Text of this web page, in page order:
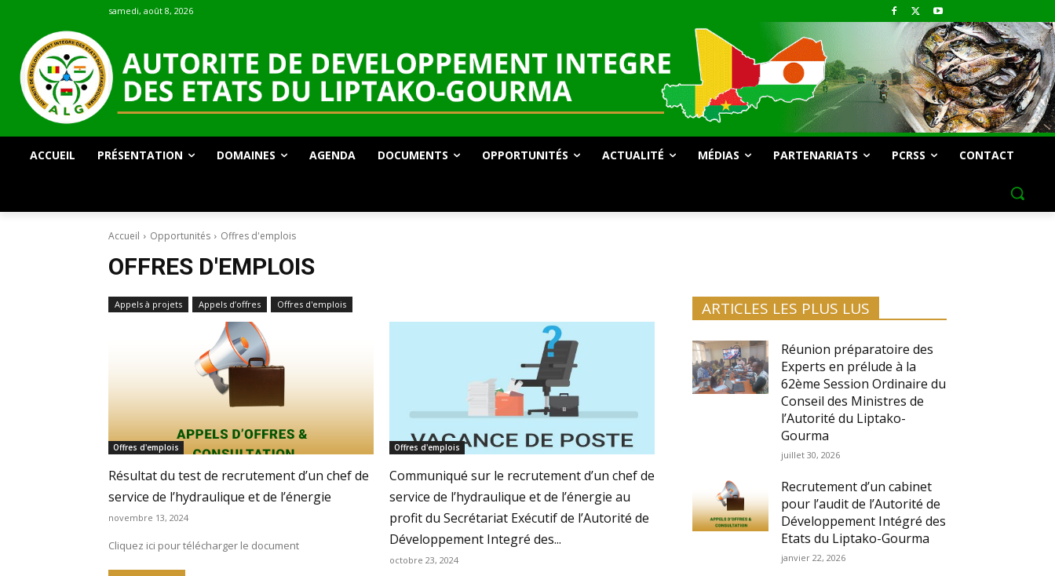
samedi, août 8, 2026
ACCUEIL PRÉSENTATION DOMAINES AGENDA DOCUMENTS OPPORTUNITÉS ACTUALITÉ MÉDIAS PARTENARIATS PCRSS CONTACT
Accueil Opportunités Offres d'emplois
OFFRES D'EMPLOIS
Appels à projets Appels d’offres Offres d'emplois
Offres d'emplois
Résultat du test de recrutement d’un chef de
service de l’hydraulique et de l’énergie
novembre 13, 2024
Cliquez ici pour télécharger le document
Offres d'emplois
Communiqué sur le recrutement d’un chef de
service de l’hydraulique et de l’énergie au
profit du Secrétariat Exécutif de l’Autorité de
Développement Integré des...
octobre 23, 2024
ARTICLES LES PLUS LUS
Réunion préparatoire des
Experts en prélude à la
62ème Session Ordinaire du
Conseil des Ministres de
l’Autorité du Liptako-
Gourma
juillet 30, 2026
Recrutement d’un cabinet
pour l’audit de l’Autorité de
Développement Intégré des
Etats du Liptako-Gourma
janvier 22, 2026